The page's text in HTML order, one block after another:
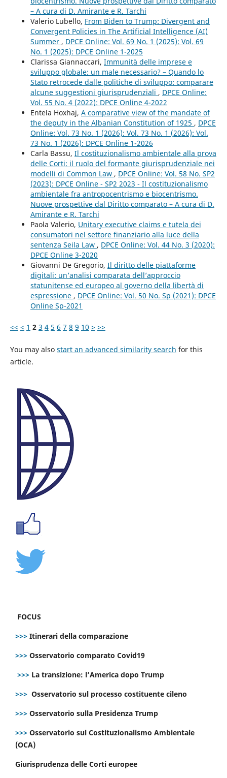
– A cura di D. Amirante e R. Tarchi
Valerio Lubello, From Biden to Trump: Divergent and
Convergent Policies in The Artificial Intelligence (AI)
Summer , DPCE Online: Vol. 69 No. 1 (2025): Vol. 69
No. 1 (2025): DPCE Online 1-2025
Clarissa Giannaccari, Immunità delle imprese e
sviluppo globale: un male necessario? – Quando lo
Stato retrocede dalle politiche di sviluppo: comparare
alcune suggestioni giurisprudenziali , DPCE Online:
Vol. 55 No. 4 (2022): DPCE Online 4-2022
Entela Hoxhaj, A comparative view of the mandate of
the deputy in the Albanian Constitution of 1925 , DPCE
Online: Vol. 73 No. 1 (2026): Vol. 73 No. 1 (2026): Vol.
73 No. 1 (2026): DPCE Online 1-2026
Carla Bassu, Il costituzionalismo ambientale alla prova
delle Corti: il ruolo del formante giurisprudenziale nei
modelli di Common Law , DPCE Online: Vol. 58 No. SP2
(2023): DPCE Online - SP2 2023 - Il costituzionalismo
ambientale fra antropocentrismo e biocentrismo.
Nuove prospettive dal Diritto comparato – A cura di D.
Amirante e R. Tarchi
Paola Valerio, Unitary executive claims e tutela dei
consumatori nel settore finanziario alla luce della
sentenza Seila Law , DPCE Online: Vol. 44 No. 3 (2020):
DPCE Online 3-2020
Giovanni De Gregorio, Il diritto delle piattaforme
digitali: un’analisi comparata dell’approccio
statunitense ed europeo al governo della libertà di
espressione , DPCE Online: Vol. 50 No. Sp (2021): DPCE
Online Sp-2021
<< < 1 2 3 4 5 6 7 8 9 10 > >>
You may also start an advanced similarity search for this
article.
FOCUS
>>> Itinerari della comparazione
>>> Osservatorio comparato Covid19
>>> La transizione: l’America dopo Trump
>>> Osservatorio sul processo costituente cileno
>>> Osservatorio sulla Presidenza Trump
>>> Osservatorio sul Costituzionalismo Ambientale
(OCA)
Giurisprudenza delle Corti europee